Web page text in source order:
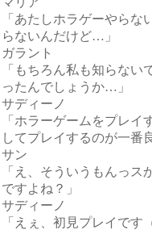
「あたしホラゲーやら
らないんだけど…」
ガラント
「もちろん私も知らな
ったんでしょうか…」
サディーノ
「ホラーゲームをプレ
してプレイするのが一番
サン
「え、そういうもんっ
ですよね？」
サディーノ
「えぇ、初見プレイで